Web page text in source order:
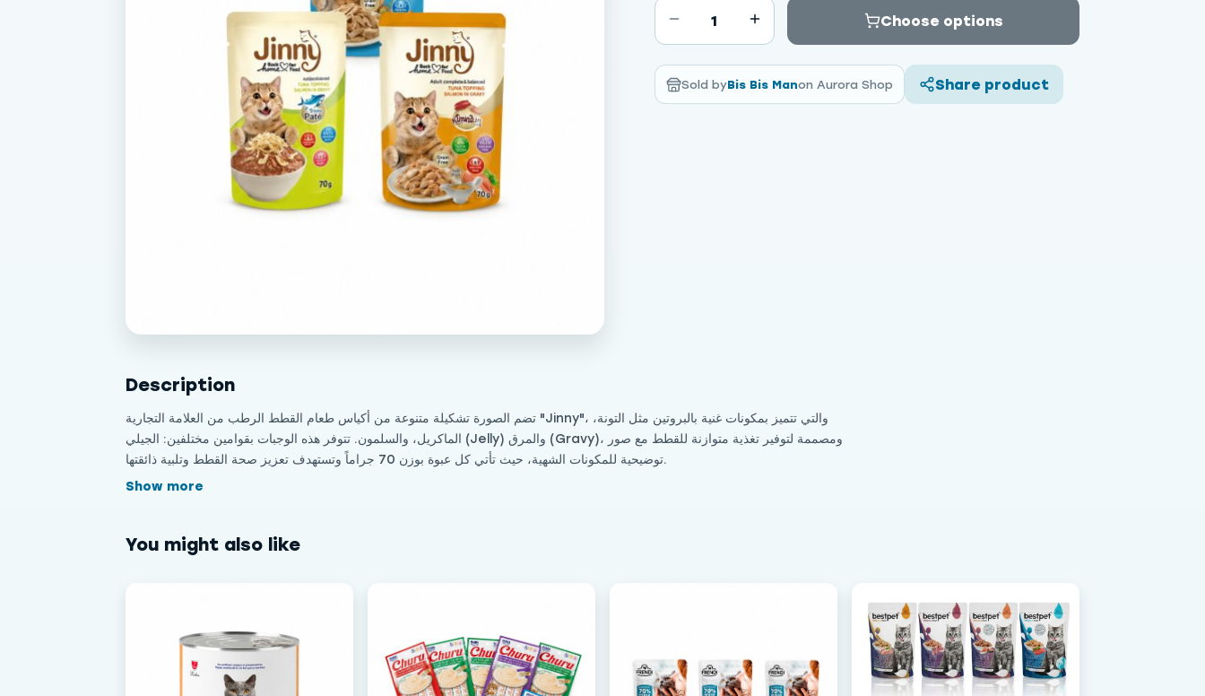
1 Choose options
Sold byBis Bis Manon Aurora Shop Share product
Description
تضم الصورة تشكيلة متنوعة من أكياس طعام القطط الرطب من العلامة التجارية "Jinny"، والتي تتميز بمكونات غنية بالبروتين مثل التونة،
الماكريل، والسلمون. تتوفر هذه الوجبات بقوامين مختلفين: الجيلي (Jelly) والمرق (Gravy)، ومصممة لتوفير تغذية متوازنة للقطط مع صور
توضيحية للمكونات الشهية، حيث تأتي كل عبوة بوزن 70 جراماً وتستهدف تعزيز صحة القطط وتلبية ذائقتها.
Show more
You might also like